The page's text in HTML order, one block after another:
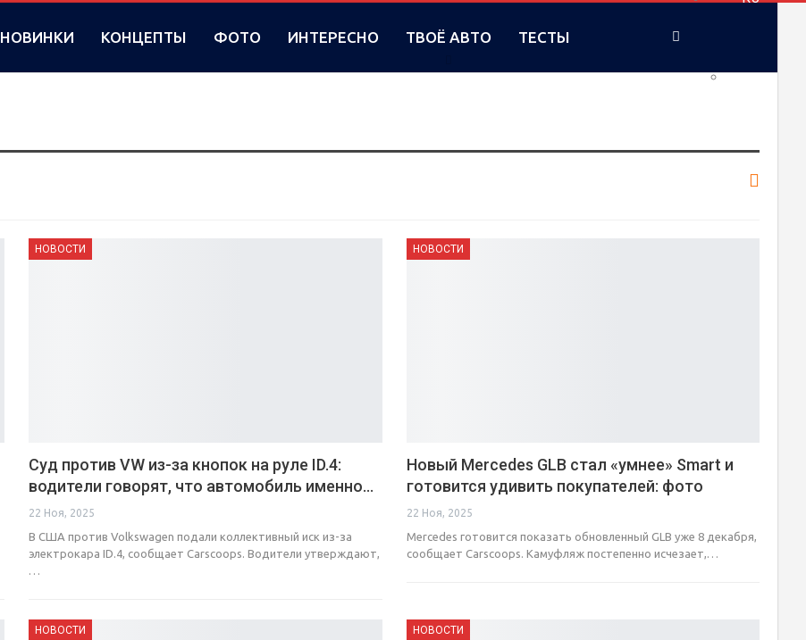
UA
НОВИНКИ КОНЦЕПТЫ ФОТО ИНТЕРЕСНО ТВОЁ АВТО ТЕСТЫ
НОВОСТИ
Суд против VW из-за кнопок на руле ID.4:
водители говорят, что автомобиль именно…
22 Ноя, 2025
В США против Volkswagen подали коллективный иск из-за
электрокара ID.4, сообщает Carscoops. Водители утверждают,
…
НОВОСТИ
Новый Mercedes GLB стал «умнее» Smart и
готовится удивить покупателей: фото
22 Ноя, 2025
Mercedes готовится показать обновленный GLB уже 8 декабря,
сообщает Carscoops. Камуфляж постепенно исчезает,…
НОВОСТИ НОВОСТИ